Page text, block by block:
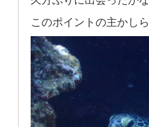
このポイントの主かしら